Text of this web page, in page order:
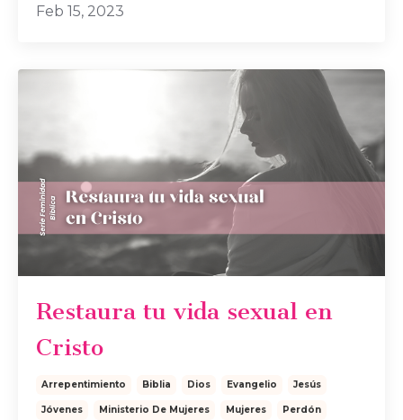
Feb 15, 2023
Restaura tu vida sexual en
Cristo
Arrepentimiento Biblia Dios Evangelio Jesús
Jóvenes Ministerio De Mujeres Mujeres Perdón